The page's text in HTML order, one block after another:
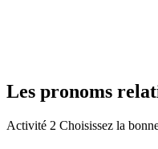
Les pronoms
Activité 2 Choisissez la